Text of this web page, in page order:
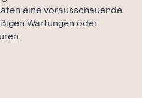
eine vorausschauende
Wartungen oder